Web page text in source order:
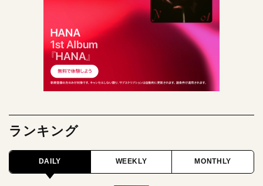
ランキング
DAILY WEEKLY MONTHLY